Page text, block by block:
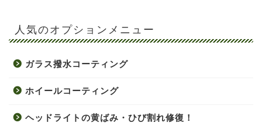
人気のオプションメニュー
ガラス撥水コーティング
ホイールコーティング
ヘッドライトの黄ばみ・ひび割れ修復！